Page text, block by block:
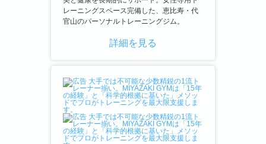
レーニングスペース完備した、恵比寿・代
官山のパーソナルトレーニングジム。
詳細を見る